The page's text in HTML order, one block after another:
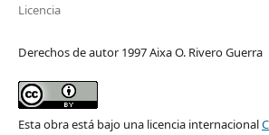
Licencia
Derechos de autor 1997 Aixa O. Rivero Guerra
Esta obra está bajo una licencia internacional